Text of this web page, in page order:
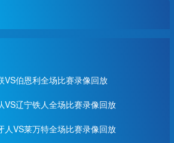
伯恩利全场比赛录像回放
辽宁铁人全场比赛录像回放
VS莱万特全场比赛录像回放